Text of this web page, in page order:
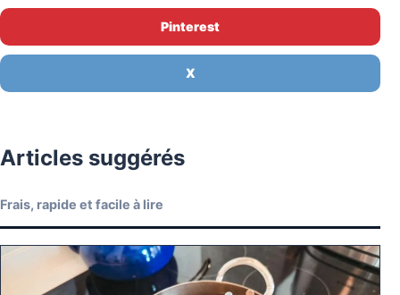
Pinterest
X
Articles suggérés
Frais, rapide et facile à lire